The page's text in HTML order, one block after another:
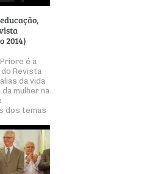
2014)
é a
Revista
da vida
mulher na
dos temas